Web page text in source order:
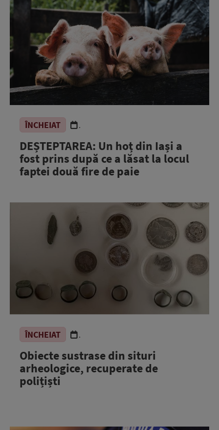
ÎNCHEIAT .
DEȘTEPTAREA: Un hoț din Iași a
fost prins după ce a lăsat la locul
faptei două fire de paie
ÎNCHEIAT .
Obiecte sustrase din situri
arheologice, recuperate de
polițiști